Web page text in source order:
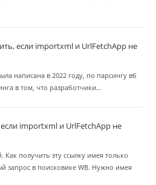
если importxml и UrlFetchApp не
написана в 2022 году, по парсингу вб
в том, что разработчики…
importxml и UrlFetchApp не
получить эту ссылку имея только
запрос в поисковике WB. Нужно имея